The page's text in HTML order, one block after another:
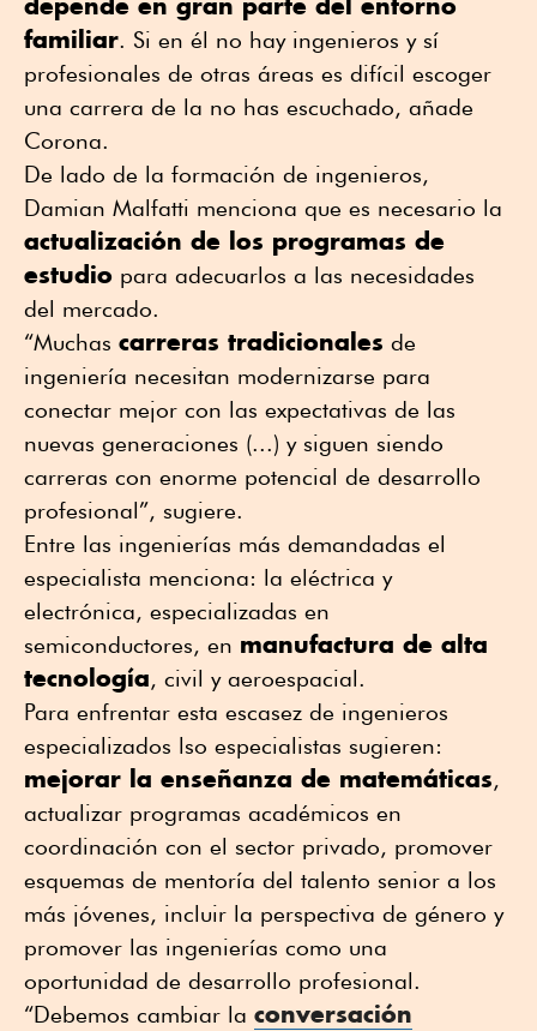
familiar. Si en él no hay ingenieros y sí
profesionales de otras áreas es difícil escoger
una carrera de la no has escuchado, añade
Corona.
De lado de la formación de ingenieros,
Damian Malfatti menciona que es necesario la
actualización de los programas de
estudio para adecuarlos a las necesidades
del mercado.
“Muchas carreras tradicionales de
ingeniería necesitan modernizarse para
conectar mejor con las expectativas de las
nuevas generaciones (...) y siguen siendo
carreras con enorme potencial de desarrollo
profesional”, sugiere.
Entre las ingenierías más demandadas el
especialista menciona: la eléctrica y
electrónica, especializadas en
semiconductores, en manufactura de alta
tecnología, civil y aeroespacial.
Para enfrentar esta escasez de ingenieros
especializados lso especialistas sugieren:
mejorar la enseñanza de matemáticas,
actualizar programas académicos en
coordinación con el sector privado, promover
esquemas de mentoría del talento senior a los
más jóvenes, incluir la perspectiva de género y
promover las ingenierías como una
oportunidad de desarrollo profesional.
“Debemos cambiar la conversación